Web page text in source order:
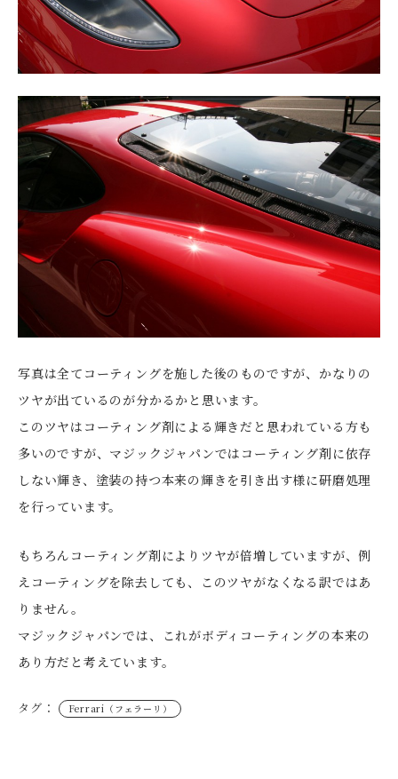
写真は全てコーティングを施した後のものですが、かなりの
ツヤが出ているのが分かるかと思います。
このツヤはコーティング剤による輝きだと思われている方も
多いのですが、マジックジャパンではコーティング剤に依存
しない輝き、塗装の持つ本来の輝きを引き出す様に研磨処理
を行っています。
もちろんコーティング剤によりツヤが倍増していますが、例
えコーティングを除去しても、このツヤがなくなる訳ではあ
りません。
マジックジャパンでは、これがボディコーティングの本来の
あり方だと考えています。
タグ： Ferrari（フェラーリ）